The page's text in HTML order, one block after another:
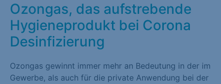
Ozongas, das aufstrebende
Hygieneprodukt bei Corona
Desinfizierung
Ozongas gewinnt immer mehr an Bedeutung in der im
Gewerbe, als auch für die private Anwendung bei der
Marketing (1)
Marketing-Cookies werden von Drittanbietern oder Publishern
verwendet, um personalisierte Werbung anzuzeigen. Sie tun
Cookie-Informationen anzeigen